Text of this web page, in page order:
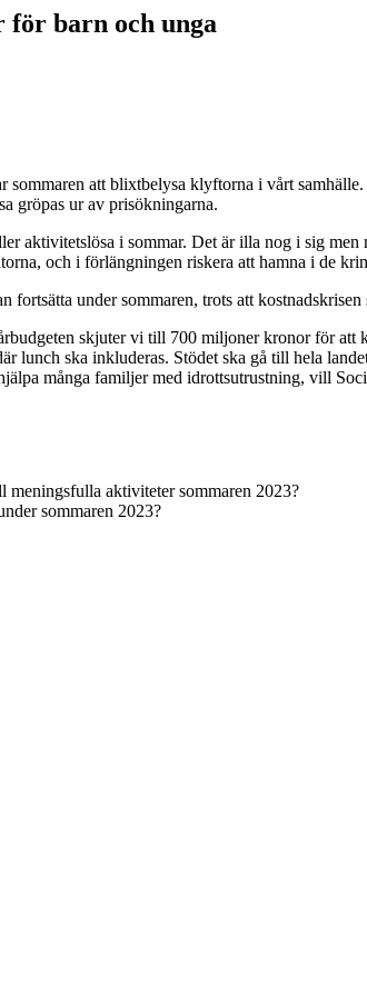
barn och unga
att blixtbelysa klyftorna i vårt
gröpas ur av prisökningarna.
aktivitetslösa i sommar. Det är illa nog i sig
och i förlängningen riskera att hamna i de
under sommaren, trots att
skjuter vi till 700 miljoner kronor för att
lunch ska inkluderas. Stödet ska gå till hela
många familjer med idrottsutrustning, vill
meningsfulla aktiviteter sommaren 2023?
sommaren 2023?